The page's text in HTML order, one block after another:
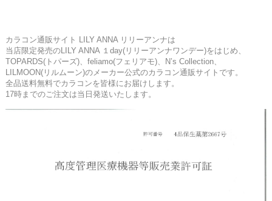
カラコン通販サイト LILY ANNA リリーアンナは
当店限定発売のLILY ANNA １day(リリーアンナワンデー)をはじめ、
TOPARDS(トパーズ)、feliamo(フェリアモ)、N’s Collection、
LILMOON(リルムーン)のメーカー公式のカラコン通販サイトです。
全品送料無料でカラコンを皆様にお届けします。
17時までのご注文は当日発送いたします。